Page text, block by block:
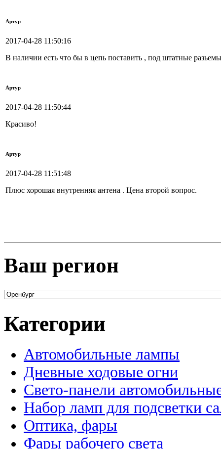
Артур
2017-04-28 11:50:16
В наличии есть что бы в цепь поставить , под штатные
Артур
2017-04-28 11:50:44
Красиво!
Артур
2017-04-28 11:51:48
Плюс хорошая внутренняя антена . Цена второй вопрос.
Ваш регион
Категории
Автомобильные лампы
Дневные ходовые огни
Свето-панели
Набор ламп для подсветки
Оптика, фары
Фары рабочего света